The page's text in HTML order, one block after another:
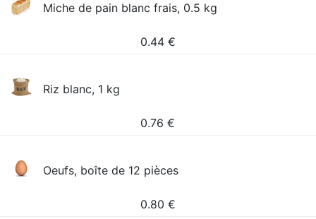
Miche de pain blanc frais, 0.5 kg
0.44 €
Riz blanc, 1 kg
0.76 €
Oeufs, boîte de 12 pièces
0.80 €